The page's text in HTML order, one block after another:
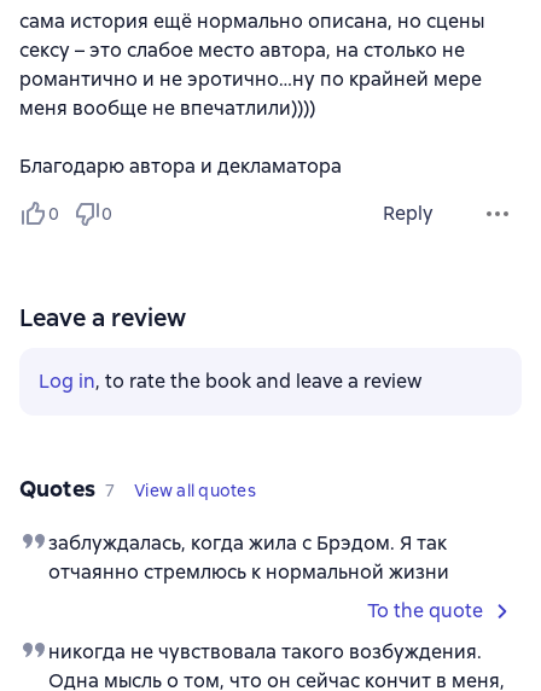
сама история ещё нормально описана, но сцены
сексу – это слабое место автора, на столько не
романтично и не эротично…ну по крайней мере
меня вообще не впечатлили))))
Благодарю автора и декламатора
0 0 Reply
Leave a review
Log in, to rate the book and leave a review
Quotes 7 View all quotes
заблуждалась, когда жила с Брэдом. Я так
отчаянно стремлюсь к нормальной жизни
To the quote
никогда не чувствовала такого возбуждения.
Одна мысль о том, что он сейчас кончит в меня,